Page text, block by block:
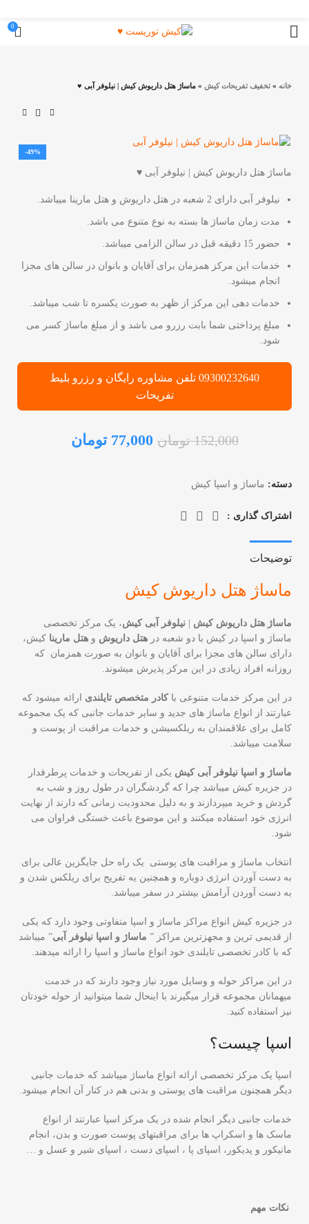
0
خانه » تخفيف تفريحات کيش » ماساژ هتل داریوش کیش | نیلوفر آبی ♥
-49%
ماساژ هتل داریوش کیش | نیلوفر آبی ♥
نیلوفر آبی دارای 2 شعبه در هتل داریوش و هتل مارینا میباشد.
مدت زمان ماساژ ها بسته به نوع متنوع می باشد.
حضور 15 دقیقه قبل در سالن الزامی میباشد.
خدمات این مرکز همزمان برای آقایان و بانوان در سالن های مجزا
انجام میشود.
خدمات دهی این مرکز از ظهر به صورت یکسره تا شب میباشد.
مبلغ پرداختی شما بابت رزرو می باشد و از مبلغ ماساژ کسر می
شود.
09300232640 تلفن مشاوره رایگان و رزرو بلیط
تفریحات
152,000 تومان 77,000 تومان
دسته: ماساژ و اسپا کیش
اشتراک گذاری :
توضیحات
ماساژ هتل داریوش کیش
ماساژ هتل داریوش کیش نیلوفر آبی کیش، یک مرکز تخصصی
ماساژ و اسپا در کیش با دو شعبه در هتل داریوش و هتل مارینا کیش،
دارای سالن های مجزا برای آقایان و بانوان به صورت همزمان که
روزانه افراد زیادی در این مرکز پذیرش میشوند.
در این مرکز خدمات متنوعی با کادر متخصص تایلندی ارائه میشود که
عبارتند از انواع ماساژ های جدید و سایر خدمات جانبی که یک مجموعه
کامل برای علاقمندان به ریلکسیشن و خدمات مراقبت از پوست و
سلامت میباشد.
ماساژ و اسپا نیلوفر آبی کیش یکی از تفریحات و خدمات پرطرفدار
در جزیره کیش میباشد چرا که گردشگران در طول روز و شب به
گردش و خرید میپردازند و به دلیل محدودیت زمانی که دارند از نهایت
انرژی خود استفاده میکنند و این موضوع باعث خستگی فراوان می
شود.
انتخاب ماساژ و مراقبت های پوستی یک راه حل جایگزین عالی برای
به دست آوردن انرژی دوباره و همچنین یه تفریح برای ریلکس شدن و
به دست آوردن آرامش بیشتر در سفر میباشد.
در جزیره کیش انواع مراکز ماساژ و اسپا متفاوتی وجود دارد که یکی
از قدیمی ترین و مجهزترین مراکز ” ماساژ و اسپا نیلوفر آبی” میباشد
که با کادر تخصصی تایلندی خود انواع ماساژ و اسپا را ارائه میدهند.
در این مراکز حوله و وسایل مورد نیاز وجود دارند که در خدمت
میهمانان مجموعه قرار میگیرند با اینحال شما میتوانید از حوله خودتان
نیز استفاده کنید.
اسپا چیست؟
اسپا یک مرکز تخصصی ارائه انواع ماساژ میباشد که خدمات جانبی
دیگر همچنون مراقبت های پوستی و بدنی هم در کنار آن انجام میشود.
خدمات جانبی دیگر انجام شده در یک مرکز اسپا عبارتند از انواع
ماسک ها و اسکراپ ها برای مراقبتهای پوست صورت و بدن، انجام
مانیکور و پدیکور، اسپای پا ، اسپای دست ، اسپای شیر و عسل و …
نکات مهم